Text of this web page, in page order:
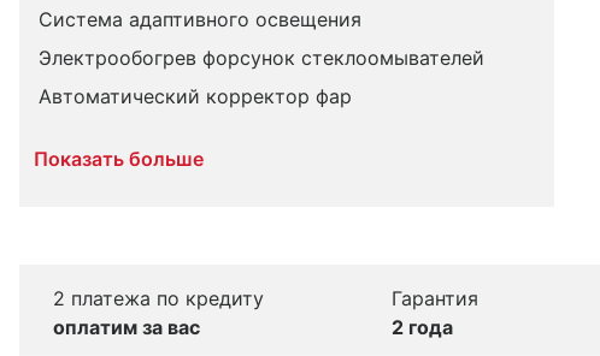
Система адаптивного освещения
Электрообогрев форсунок стеклоомывателей
Автоматический корректор фар
Показать больше
2 платежа по кредиту
оплатим за вас
Гарантия
2 года